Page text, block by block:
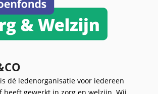
is dé ledenorganisatie voor iedereen
heeft gewerkt in zorg en welzijn. Wij